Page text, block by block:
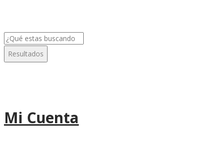
Search
Resultados
Mi Cuenta